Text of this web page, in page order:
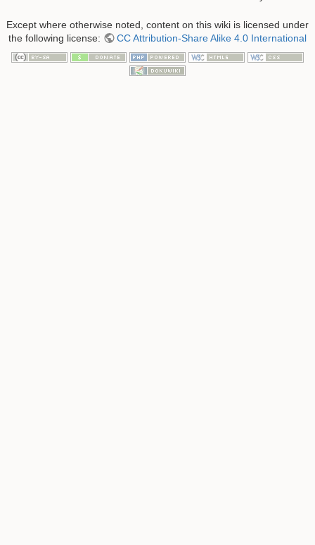
Except where otherwise noted, content on this wiki is licensed under
the following license:
CC Attribution-Share Alike 4.0 International